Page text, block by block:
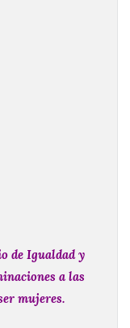
de Igualdad y
a las
mujeres.